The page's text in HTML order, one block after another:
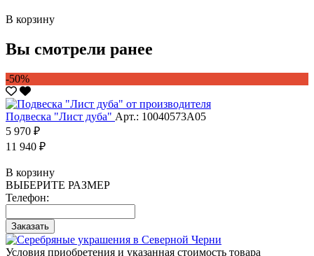
В корзину
Вы смотрели ранее
-50%
Подвеска "Лист дуба" Арт.: 10040573А05
5 970 ₽
11 940 ₽
В корзину
ВЫБЕРИТЕ РАЗМЕР
Телефон:
Заказать
Условия приобретения и указанная стоимость товара